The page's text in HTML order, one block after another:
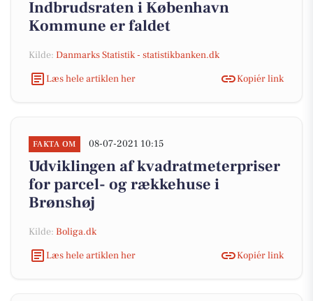
Indbrudsraten i København
Kommune er faldet
Kilde: Danmarks Statistik - statistikbanken.dk
Læs hele artiklen her
Kopiér link
FAKTA OM 08-07-2021 10:15
Udviklingen af kvadratmeterpriser
for parcel- og rækkehuse i
Brønshøj
Kilde: Boliga.dk
Læs hele artiklen her
Kopiér link